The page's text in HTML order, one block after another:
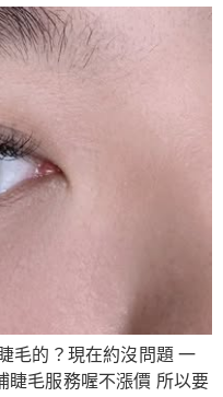
毛的？現在約沒問題 一
睫毛服務喔不漲價 所以要